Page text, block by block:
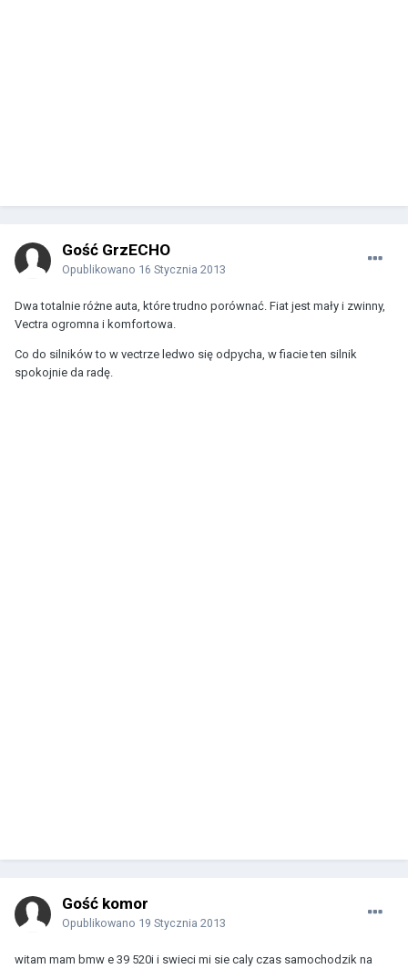
Gość GrzECHO
Opublikowano 16 Stycznia 2013
Dwa totalnie różne auta, które trudno porównać. Fiat jest mały i zwinny,
Vectra ogromna i komfortowa.
Co do silników to w vectrze ledwo się odpycha, w fiacie ten silnik
spokojnie da radę.
Gość komor
Opublikowano 19 Stycznia 2013
witam mam bmw e 39 520i i swieci mi sie caly czas samochodzik na